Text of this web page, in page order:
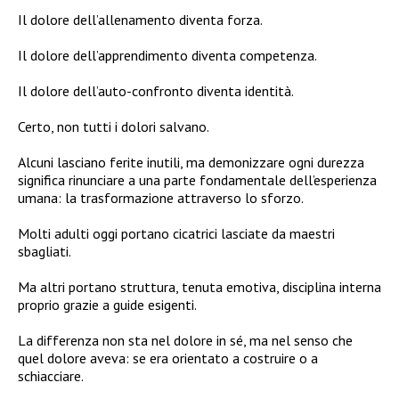
Il dolore dell’allenamento diventa forza.
Il dolore dell’apprendimento diventa competenza.
Il dolore dell’auto-confronto diventa identità.
Certo, non tutti i dolori salvano.
Alcuni lasciano ferite inutili, ma demonizzare ogni durezza
significa rinunciare a una parte fondamentale dell’esperienza
umana: la trasformazione attraverso lo sforzo.
Molti adulti oggi portano cicatrici lasciate da maestri
sbagliati.
Ma altri portano struttura, tenuta emotiva, disciplina interna
proprio grazie a guide esigenti.
La differenza non sta nel dolore in sé, ma nel senso che
quel dolore aveva: se era orientato a costruire o a
schiacciare.